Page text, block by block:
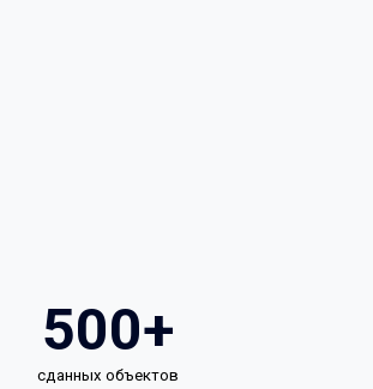
500+
сданных объектов